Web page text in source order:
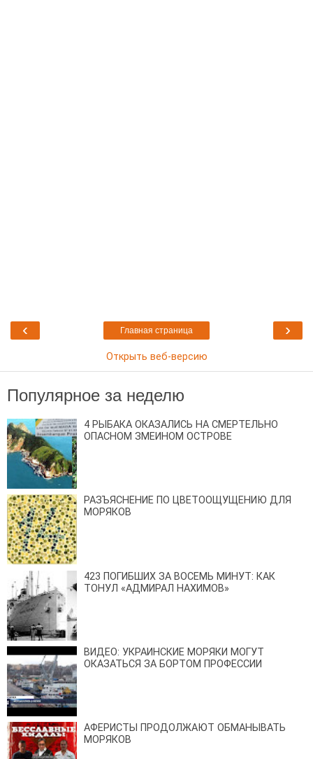
‹ ›
Главная страница
Открыть веб-версию
Популярное за неделю
4 РЫБАКА ОКАЗАЛИСЬ НА СМЕРТЕЛЬНО
ОПАСНОМ ЗМЕИНОМ ОСТРОВЕ
РАЗЪЯСНЕНИЕ ПО ЦВЕТООЩУЩЕНИЮ ДЛЯ
МОРЯКОВ
423 ПОГИБШИХ ЗА ВОСЕМЬ МИНУТ: КАК
ТОНУЛ «АДМИРАЛ НАХИМОВ»
ВИДЕО: УКРАИНСКИЕ МОРЯКИ МОГУТ
ОКАЗАТЬСЯ ЗА БОРТОМ ПРОФЕССИИ
АФЕРИСТЫ ПРОДОЛЖАЮТ ОБМАНЫВАТЬ
МОРЯКОВ